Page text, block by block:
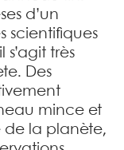
d’un
scientifiques
s’agit très
Des
mince et
de la planète,